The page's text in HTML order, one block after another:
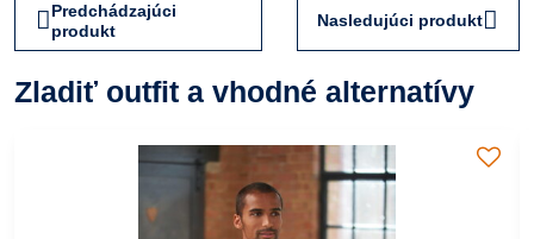
Predchádzajúci
produkt
Nasledujúci produkt
Zladiť outfit a vhodné alternatívy